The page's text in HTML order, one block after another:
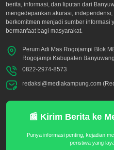
berita, informasi, dan liputan dari
mengedepankan akurasi,
berkomitmen menjadi sumber informasi
bermanfaat bagi masyarakat.
Perum Adi Mas Rogojampi Blok
Rogojampi Kabupaten
0822-2974-8573
redaksi@mediakampung.com
📰 Kirim Berita ke
Punya informasi penting, kejadian
peristiwa yang